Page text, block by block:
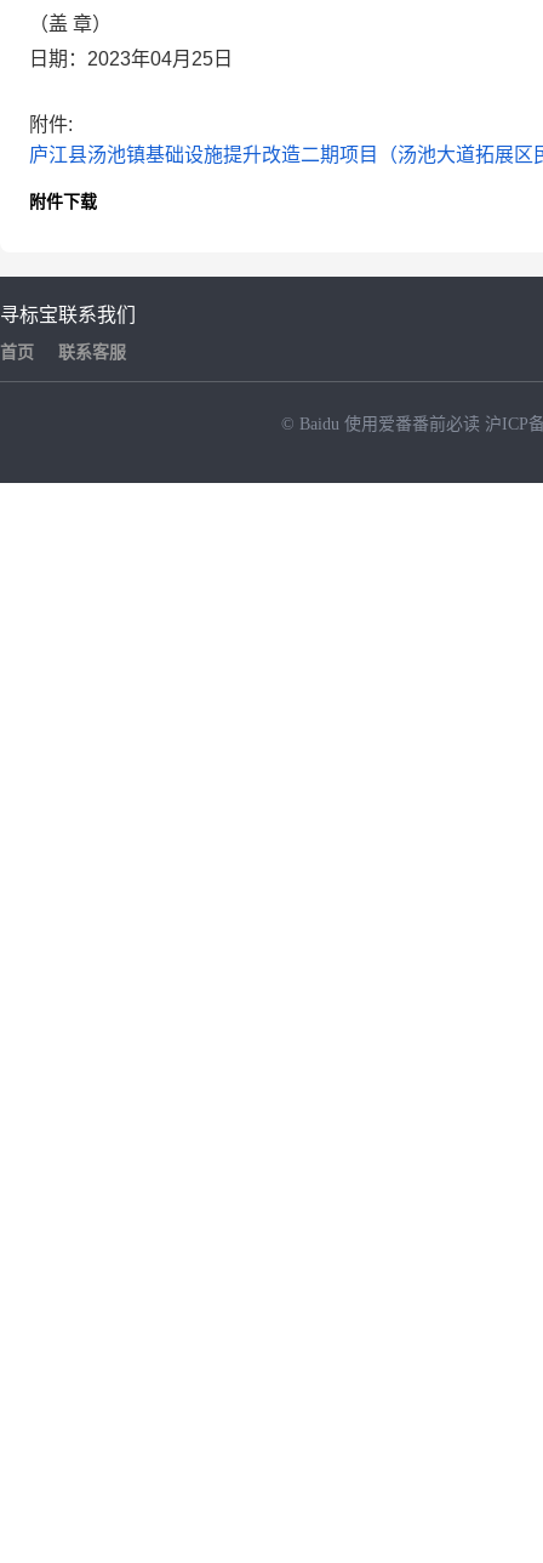
（盖 章）
日期：2023年04月25日
附件:
庐江县汤池镇基础设施提升改造二期项目（汤池大道拓展
附件下载
寻标宝
首页
联系我们
联系客服
© Baidu 使用爱番番前必读 沪ICP